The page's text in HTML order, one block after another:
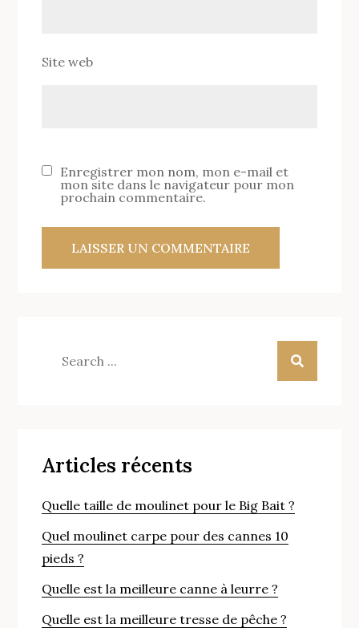
Site web
Enregistrer mon nom, mon e-mail et
mon site dans le navigateur pour mon
prochain commentaire.
Articles récents
Quelle taille de moulinet pour le Big Bait ?
Quel moulinet carpe pour des cannes 10
pieds ?
Quelle est la meilleure canne à leurre ?
Quelle est la meilleure tresse de pêche ?